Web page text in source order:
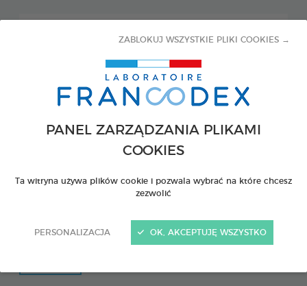
PANEL ZARZĄDZANIA PLIKAMI
COOKIES
Ta witryna używa plików cookie i pozwala wybrać na które chcesz
zezwolić
PERSONALIZACJA
ZABLOKUJ WSZYSTKIE PLIKI COOKIES →
OK, AKCEPTUJĘ WSZYSTKO